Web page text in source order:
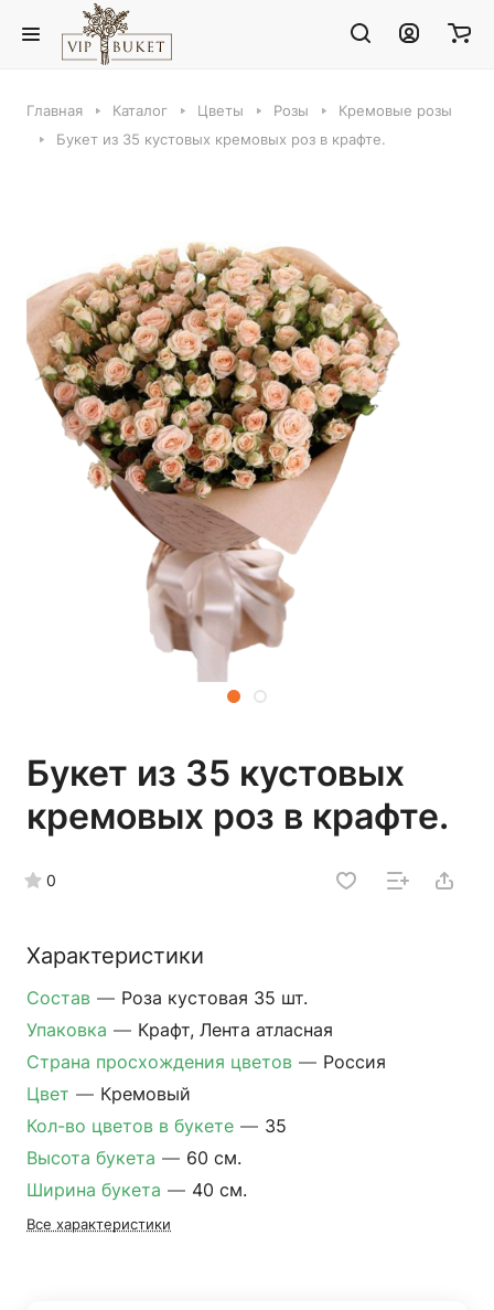
Главная Каталог Цветы Розы
Кремовые розы
Букет из 35 кустовых кремовых роз в крафте.
Букет из 35 кустовых
кремовых роз в крафте.
0
Характеристики
Состав — Роза кустовая 35 шт.
Упаковка — Крафт, Лента атласная
Страна просхождения цветов — Россия
Цвет — Кремовый
Кол-во цветов в букете — 35
Высота букета — 60 см.
Ширина букета — 40 см.
Все характеристики